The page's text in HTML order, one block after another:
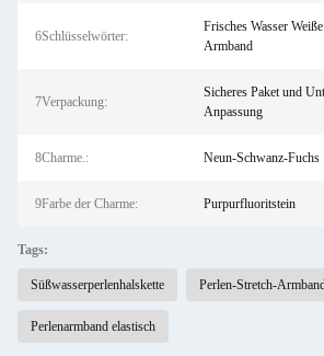
6Schlüsselwörter:
Frisches Wasser
Armband
7Verpackung:
Sicheres Paket und
Anpassung
8Charme.: Neun-Schwanz-Fuchs
9Farbe der Charme: Purpurfluoritstein
Tags:
Süßwasserperlenhalskette Perlen-Stretch-
Perlenarmband elastisch